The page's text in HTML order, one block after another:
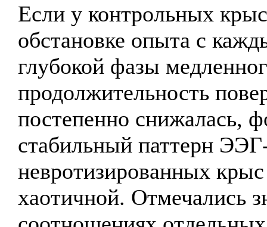
Если у контрольных
обстановке опыта с
глубокой фазы
продолжительность
постепенно снижалась,
стабильный паттерн
невротизированных
хаотичной. Отмечались